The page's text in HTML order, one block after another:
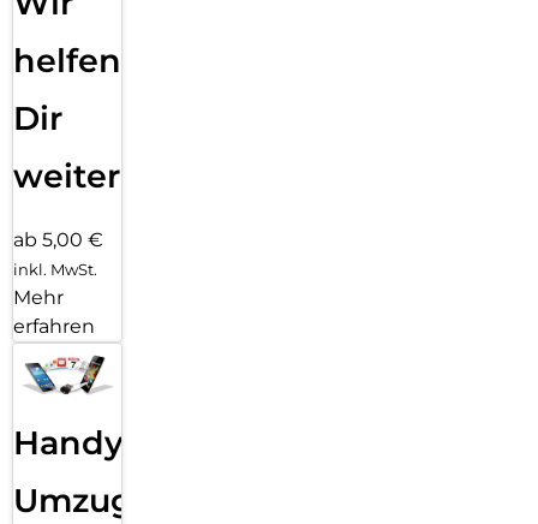
helfen
Dir
weiter
ab 5,00 €
inkl. MwSt.
Mehr
erfahren
Handy
Umzug